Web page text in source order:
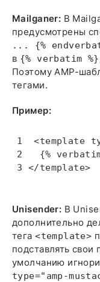
Mailganer: В
предусмотрены
... {%
в {% verbatim %}
Поэтому AMP-
тегами.
Пример:
<template
{%
</template>
Unisender: В
дополнительно
тега<template>
подставлять
умолчанию
type="amp-